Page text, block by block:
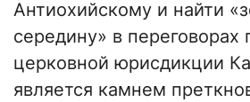
Антиохийскому и найти
середину» в
церковной юрисдикции
является камнем